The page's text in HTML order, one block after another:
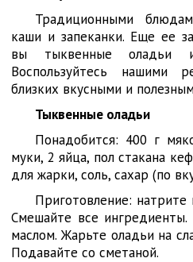
Традиционными
каши и запеканки. Еще ее
вы тыквенные оладьи
Воспользуйтесь нашими
близких вкусными и
Тыквенные оладьи
Понадобится: 400 г
муки, 2 яйца, пол стакана
для жарки, соль, сахар (по
Приготовление:
Смешайте все ингредиенты.
маслом. Жарьте оладьи на
Подавайте со сметаной.